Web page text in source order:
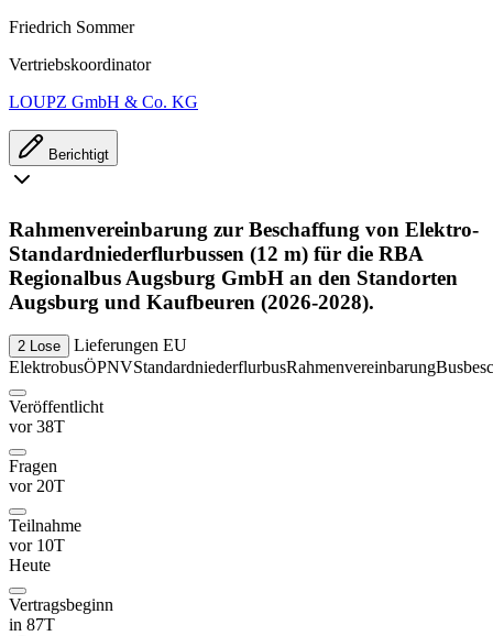
Friedrich Sommer
Vertriebskoordinator
LOUPZ GmbH & Co. KG
Berichtigt
Rahmenvereinbarung zur Beschaffung von Elektro-
Standardniederflurbussen (12 m) für die RBA
Regionalbus Augsburg GmbH an den Standorten
Augsburg und Kaufbeuren (2026-2028).
2 Lose Lieferungen EU
ElektrobusÖPNVStandardniederflurbusRahmenvereinbarung
Veröffentlicht
vor 38T
Fragen
vor 20T
Teilnahme
vor 10T
Heute
Vertragsbeginn
in 87T